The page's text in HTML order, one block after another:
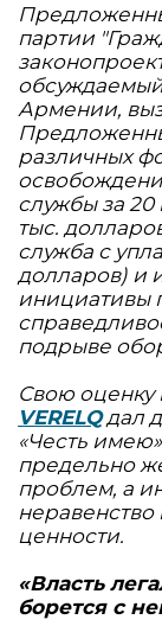
партии
Армении,
различных
службы за
тыс.
служба с
долларов) и
инициативы
подрыве
Свою
VERELQдал
«Честь
предельно
проблем, а
ценности.
«Власть
борется с